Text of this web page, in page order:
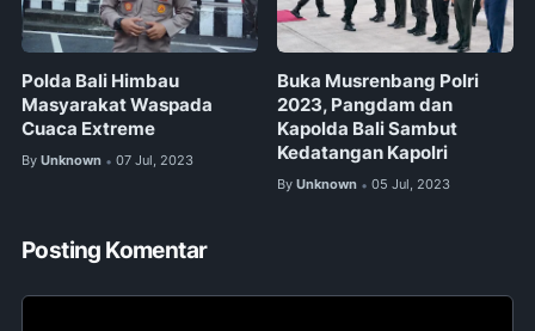
Polda Bali Himbau
Masyarakat Waspada
Cuaca Extreme
By Unknown • 07 Jul, 2023
Buka Musrenbang Polri
2023, Pangdam dan
Kapolda Bali Sambut
Kedatangan Kapolri
By Unknown • 05 Jul, 2023
Posting Komentar